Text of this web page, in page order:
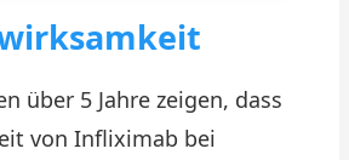
über 5 Jahre zeigen, dass
von Infliximab bei